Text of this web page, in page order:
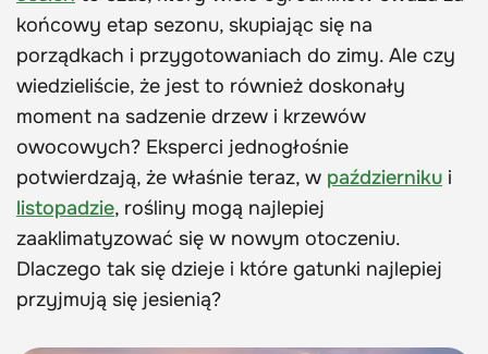
końcowy etap sezonu, skupiając się na
porządkach i przygotowaniach do zimy. Ale czy
wiedzieliście, że jest to również doskonały
moment na sadzenie drzew i krzewów
owocowych? Eksperci jednogłośnie
potwierdzają, że właśnie teraz, w październiku i
listopadzie, rośliny mogą najlepiej
zaaklimatyzować się w nowym otoczeniu.
Dlaczego tak się dzieje i które gatunki najlepiej
przyjmują się jesienią?